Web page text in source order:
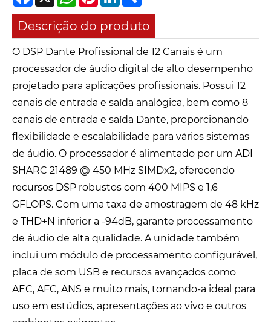
Descrição do produto
O DSP Dante Profissional de 12 Canais é um
processador de áudio digital de alto desempenho
projetado para aplicações profissionais. Possui 12
canais de entrada e saída analógica, bem como 8
canais de entrada e saída Dante, proporcionando
flexibilidade e escalabilidade para vários sistemas
de áudio. O processador é alimentado por um ADI
SHARC 21489 @ 450 MHz SIMDx2, oferecendo
recursos DSP robustos com 400 MIPS e 1,6
GFLOPS. Com uma taxa de amostragem de 48 kHz
e THD+N inferior a -94dB, garante processamento
de áudio de alta qualidade. A unidade também
inclui um módulo de processamento configurável,
placa de som USB e recursos avançados como
AEC, AFC, ANS e muito mais, tornando-a ideal para
uso em estúdios, apresentações ao vivo e outros